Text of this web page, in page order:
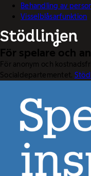
Behandling av
Visselblåsarfunktion
För spelare och
För anonym och
Socialdepartementet.